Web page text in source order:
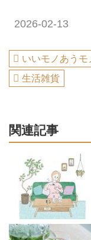
2026-02-13
いいモノあうモ
生活雑貨
関連記事